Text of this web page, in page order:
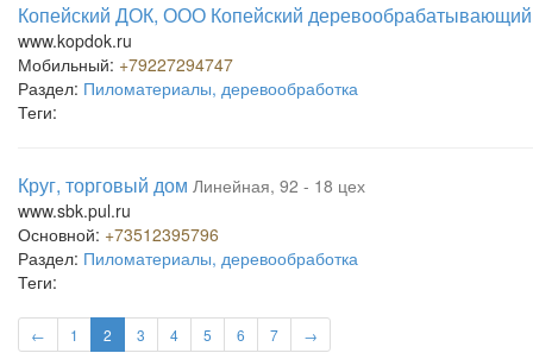
Копейский ДОК, ООО Копейский
www.kopdok.ru
Мобильный: +79227294747
Раздел: Пиломатериалы, деревообработка
Теги:
Круг, торговый дом Линейная, 92 - 18 цех
www.sbk.pul.ru
Основной: +73512395796
Раздел: Пиломатериалы, деревообработка
Теги:
← 1 2 3 4 5 6 7 →